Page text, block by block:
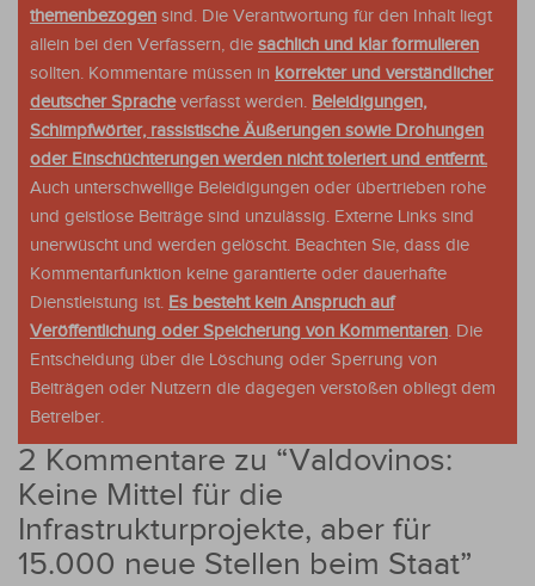
themenbezogen sind. Die Verantwortung für den Inhalt liegt
allein bei den Verfassern, die sachlich und klar formulieren
sollten. Kommentare müssen in korrekter und verständlicher
deutscher Spracheverfasst werden. Beleidigungen,
Schimpfwörter, rassistische Äußerungen sowie Drohungen
oder Einschüchterungen werden nicht toleriert und entfernt.
Auch unterschwellige Beleidigungen oder übertrieben rohe
und geistlose Beiträge sind unzulässig. Externe Links sind
unerwüscht und werden gelöscht. Beachten Sie, dass die
Kommentarfunktion keine garantierte oder dauerhafte
Dienstleistung ist. Es besteht kein Anspruch auf
Veröffentlichung oder Speicherung von Kommentaren. Die
Entscheidung über die Löschung oder Sperrung von
Beiträgen oder Nutzern die dagegen verstoßen obliegt dem
Betreiber.
2 Kommentare zu “Valdovinos:
Keine Mittel für die
Infrastrukturprojekte, aber für
15.000 neue Stellen beim Staat”